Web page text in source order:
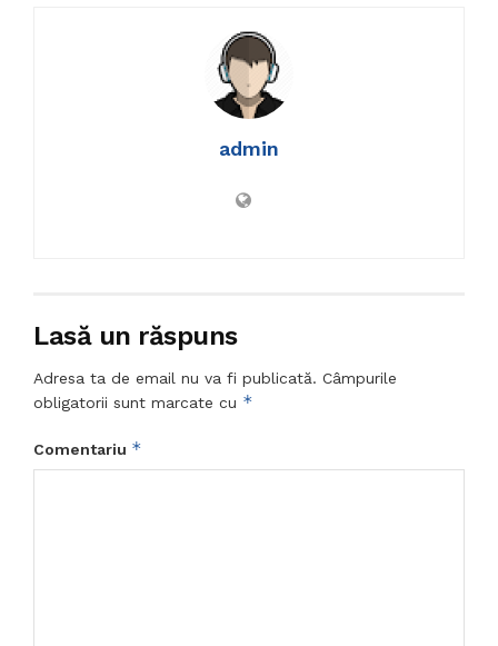
admin
Lasă un răspuns
Adresa ta de email nu va fi publicată. Câmpurile
obligatorii sunt marcate cu *
Comentariu *